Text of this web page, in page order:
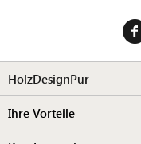
HolzDesignPur
Ihre Vorteile